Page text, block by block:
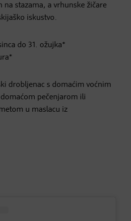
na stazama, a vrhunske žičare
iskustvo.
do 31. ožujka*
drobljenac s domaćim voćnim
pečenjarom ili
u maslacu iz